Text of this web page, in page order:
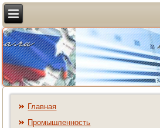
Главная
Промышленность